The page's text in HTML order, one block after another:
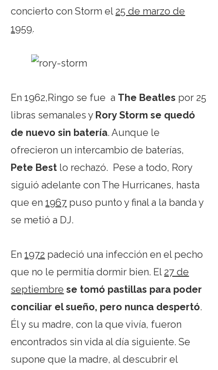
concierto con Storm el 25 de marzo de
1959.
En 1962,Ringo se fue a The Beatles por 25
libras semanales y Rory Storm se quedó
de nuevo sin batería. Aunque le
ofrecieron un intercambio de baterías,
Pete Best lo rechazó. Pese a todo, Rory
siguió adelante con The Hurricanes, hasta
que en1967 puso punto y final a la banda y
se metió a DJ.
En1972 padeció una infección en el pecho
que no le permitía dormir bien. El 27 de
septiembre se tomó pastillas para poder
conciliar el sueño, pero nunca despertó.
Él y su madre, con la que vivía, fueron
encontrados sin vida al día siguiente. Se
supone que la madre, al descubrir el